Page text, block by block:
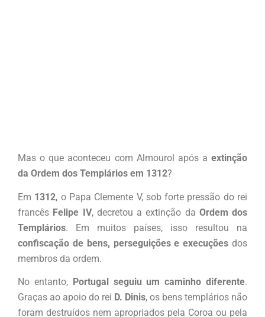
Mas o que aconteceu com Almourol após a extinção
da Ordem dos Templários em 1312?
Em 1312, o Papa Clemente V, sob forte pressão do rei
francês Felipe IV, decretou a extinção da Ordem dos
Templários. Em muitos países, isso resultou na
confiscação de bens, perseguições e execuções dos
membros da ordem.
No entanto, Portugal seguiu um caminho diferente.
Graças ao apoio do rei D. Dinis, os bens templários não
foram destruídos nem apropriados pela Coroa ou pela